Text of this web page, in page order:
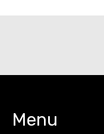
Menu